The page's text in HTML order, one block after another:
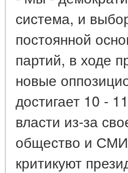
система, и
постоянной
партий, в ходе
новые
достигает 10 -
власти из-за
общество и СМИ
критикуют